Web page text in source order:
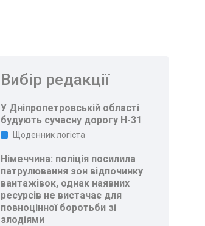
Вибір редакції
У Дніпропетровській області
будують сучасну дорогу Н-31
Щоденник логіста
Німеччина: поліція посилила
патрулювання зон відпочинку
вантажівок, однак наявних
ресурсів не вистачає для
повноцінної боротьби зі
злодіями